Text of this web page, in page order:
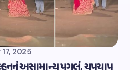
2025